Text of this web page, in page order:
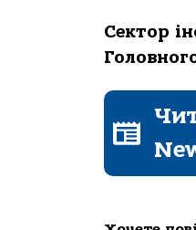
Сектор